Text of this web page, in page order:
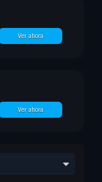
Ver ahora
Ver ahora